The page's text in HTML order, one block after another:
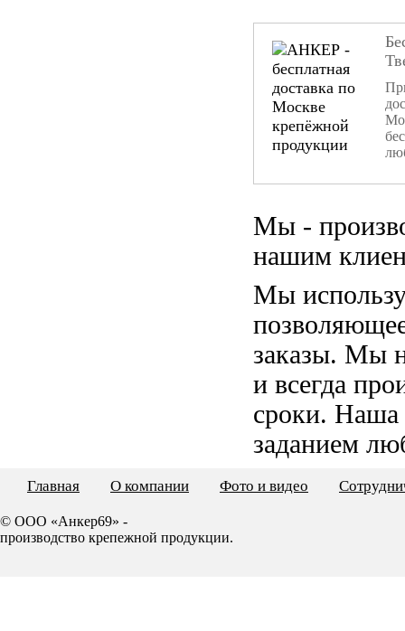
Мы -
нашим
Мы
заказы. Мы
и всегда
сроки. Наша
заданием
Главная О компании Фото и видео
© ООО «Анкер69» -
производство крепежной продукции.